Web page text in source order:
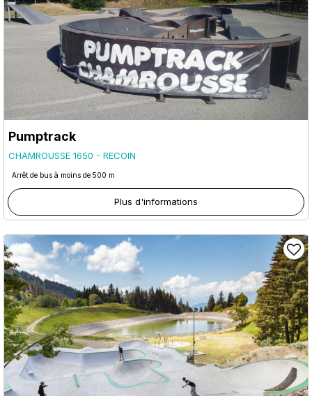
Pumptrack
CHAMROUSSE 1650 - RECOIN
Arrêt de bus à moins de 500 m
Plus d'informations